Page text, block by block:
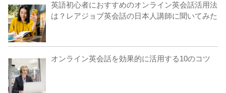
英語初心者におすすめのオンライン英会話活用法
は？レアジョブ英会話の日本人講師に聞いてみた
オンライン英会話を効果的に活用する10のコツ